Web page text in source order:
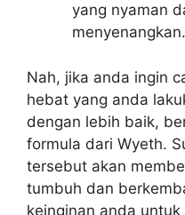
yang nyaman
menyenangkan.
Nah, jika anda ingin
hebat yang anda
dengan lebih baik,
formula dari Wyeth.
tersebut akan
tumbuh dan
keinginan anda